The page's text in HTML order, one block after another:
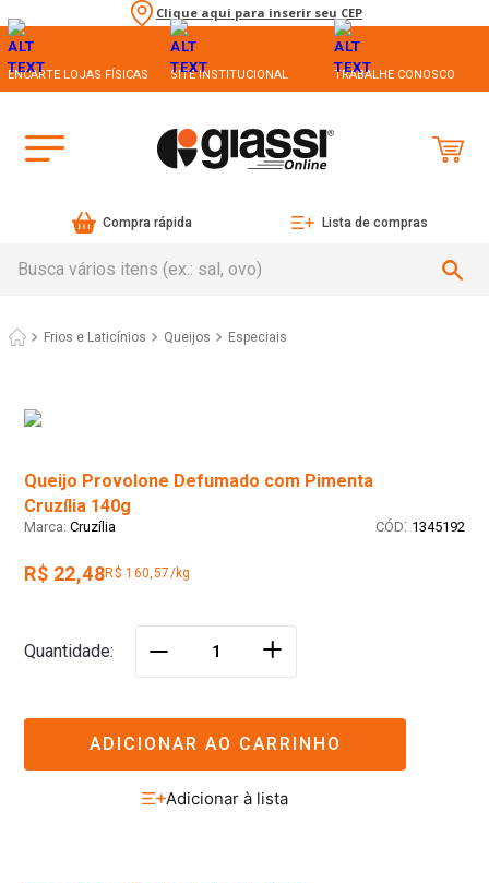
Clique aqui para inserir seu CEP
ENCARTE LOJAS FÍSICAS SITE INSTITUCIONAL TRABALHE CONOSCO
Compra rápida Lista de compras
Frios e Laticínios Queijos Especiais
Queijo Provolone Defumado com Pimenta
Cruzília 140g
Cruzília : 1345192
R$ 22,48R$ 160,57/kg
Quantidade ＋
ADICIONAR AO CARRINHO